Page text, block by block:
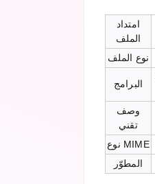
امتداد
الملف
نوع الملف
البرامج
وصف
تقني
نوع MIME
المطوّر